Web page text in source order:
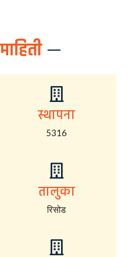
स्थापना
5316
तालुका
रिसोड